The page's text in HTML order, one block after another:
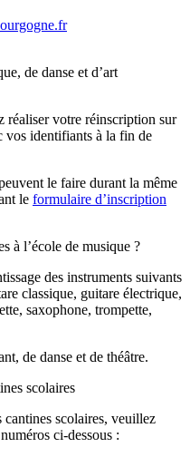
de danse et d’art
réaliser votre réinscription sur
vos identifiants à la fin de
le faire durant la même
le formulaire d’inscription
à l’école de musique ?
des instruments suivants
classique, guitare électrique,
saxophone, trompette,
de danse et de théâtre.
scolaires
scolaires, veuillez
ci-dessous :